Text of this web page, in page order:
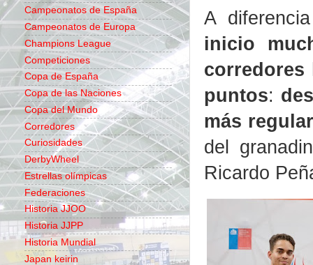
A
inicio
corredores
puntos:
más
del
Ricardo
Campeonatos de España
Campeonatos de Europa
Champions League
Competiciones
Copa de España
Copa de las Naciones
Copa del Mundo
Corredores
Curiosidades
DerbyWheel
Estrellas olímpicas
Federaciones
Historia JJOO
Historia JJPP
Historia Mundial
Japan keirin